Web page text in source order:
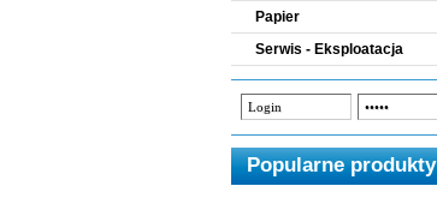
Papier
Serwis - Eksploatacja
Popularne produkty